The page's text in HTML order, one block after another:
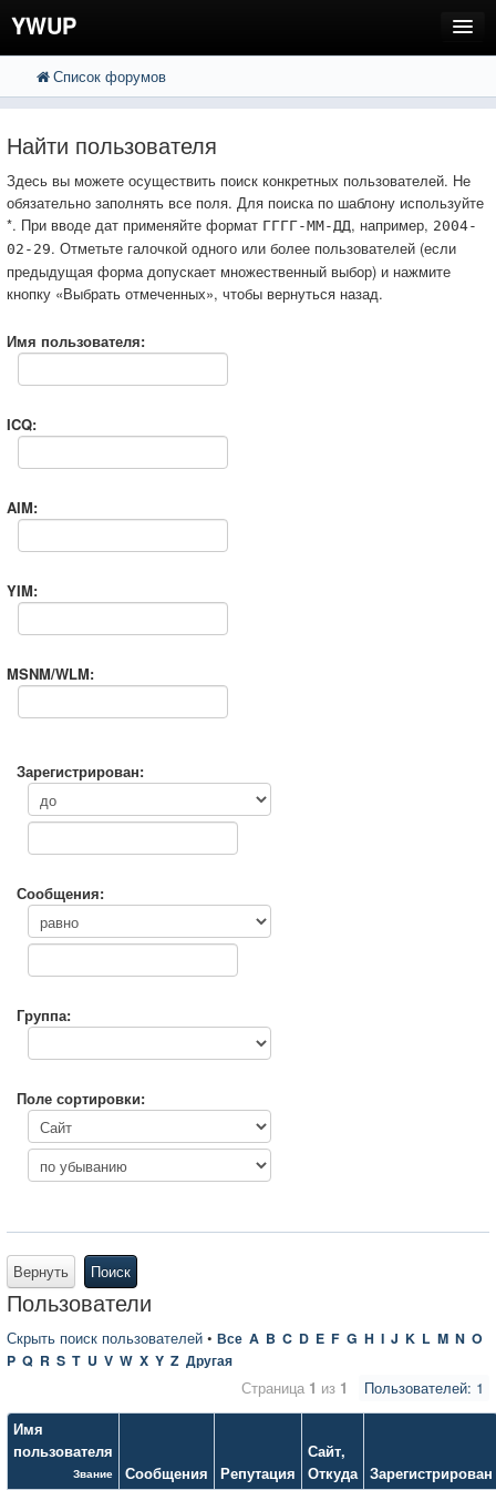
YWUP
FAQ
Вход
Список форумов
Найти пользователя
Здесь вы можете осуществить поиск конкретных пользователей. Не
обязательно заполнять все поля. Для поиска по шаблону используйте
*. При вводе дат применяйте формат ГГГГ-ММ-ДД, например, 2004-
02-29. Отметьте галочкой одного или более пользователей (если
предыдущая форма допускает множественный выбор) и нажмите
кнопку «Выбрать отмеченных», чтобы вернуться назад.
Имя пользователя:
ICQ:
AIM:
YIM:
MSNM/WLM:
Зарегистрирован:
Сообщения:
Группа:
Поле сортировки:
Вернуть Поиск
Пользователи
Скрыть поиск пользователей • Все A B C D E F G H I J K L M N O
P Q R S T U V W X Y Z Другая
Пользователей: 1
Страница 1 из 1
Имя
пользователя
Звание Сообщения Репутация
Сайт,
Откуда Зарегистрирован